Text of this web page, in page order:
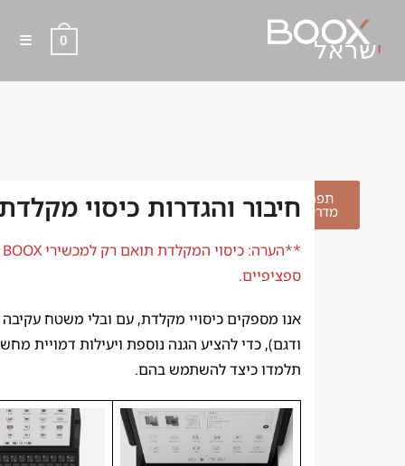
0
תפריט
מדריכיםחיבור והגדרות כיסוי
ספציפיים.
אנו מספקים כיסויי מקלדת, עם ובלי משטח
ודגם), כדי להציע הגנה נוספת ויעילות דמויית
תלמדו כיצד להשתמש בהם.